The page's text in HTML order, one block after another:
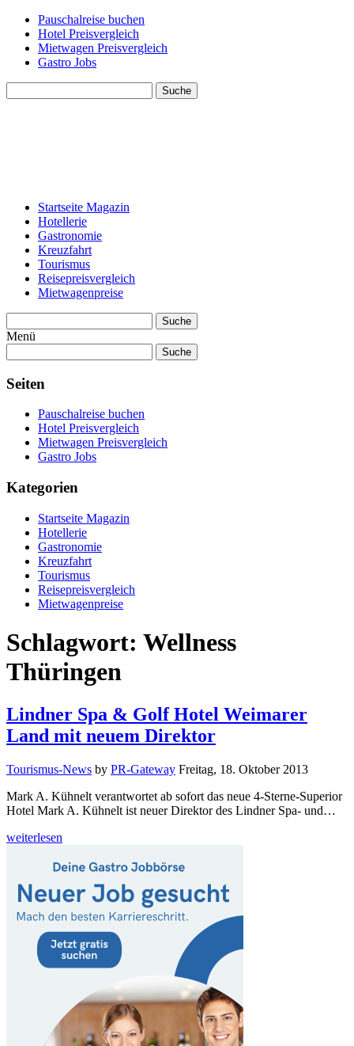
Pauschalreise buchen
Hotel Preisvergleich
Mietwagen Preisvergleich
Gastro Jobs
Suche
Startseite Magazin
Hotellerie
Gastronomie
Kreuzfahrt
Tourismus
Reisepreisvergleich
Mietwagenpreise
Suche
Menü
Suche
Seiten
Pauschalreise buchen
Hotel Preisvergleich
Mietwagen Preisvergleich
Gastro Jobs
Kategorien
Startseite Magazin
Hotellerie
Gastronomie
Kreuzfahrt
Tourismus
Reisepreisvergleich
Mietwagenpreise
Schlagwort: Wellness
Thüringen
Lindner Spa & Golf Hotel Weimarer
Land mit neuem Direktor
Tourismus-News by PR-Gateway Freitag, 18. Oktober 2013
Mark A. Kühnelt verantwortet ab sofort das neue 4-Sterne-Superior
Hotel Mark A. Kühnelt ist neuer Direktor des Lindner Spa- und…
weiterlesen